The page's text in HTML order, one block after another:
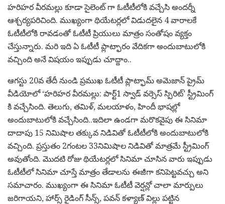
హరిహర వీరమల్లు కూడా సైలెంట్ గా ఓటీటీలోకి వచ్చేసి అందర్నీ
ఆశ్చర్యపరిచింది. ముఖ్యంగా థియేటర్లలో విడుదలైన 4 వారాలకే
ఓటీటీలోకి రావడంతో ఓటీటీ ప్రియులు మాత్రం సంతోషం వ్యక్తం
చేస్తున్నారు. మరి ఇది ఏ ఓటీటీ ప్లాట్ఫారం వేదికగా అందుబాటులోకి
వచ్చింది అనే విషయం ఇప్పుడు చూద్దాం..
ఆగస్టు 20వ తేదీ నుండి ప్రముఖ ఓటీటీ ప్లాట్ఫామ్ అమెజాన్ ప్రైమ్
వీడియోలో ‘హరిహర వీరమల్లు: పార్ట్1 స్వాడ్ వర్సెస్ స్పిరిట్’ స్ట్రీమింగ్
కి వచ్చేసింది. తెలుగు, తమిళ్, మలయాళం, హిందీ భాషల్లో
అందుబాటులోకి వచ్చేసింది..ఇదిలా ఉండగా మరొకవైపు ఈ సినిమా
దాదాపు 15 నిమిషాల తక్కువ నిడివితో ఓటీటీలోకి అందుబాటులోకి
వచ్చింది. ప్రస్తుతం 2గంటల 33నిమిషాల నిడివితో మాత్రమే స్ట్రీమింగ్
అవుతోంది. మొదటి రోజు థియేటర్లలో సినిమా చూసిన వారు ఇప్పుడు
ఓటీటీలో సినిమా చూస్తే మాత్రం తేడాలను ఈజీగా కనిపెట్టవచ్చు అని
సమాచారం. ముఖ్యంగా ఈ సినిమా ఓటీటీ వెర్షన్లో చాలా మార్పులు
జరిగాయని, హార్స్ రైడింగ్ సీన్స్, పవన్ కళ్యాణ్ విల్లు పట్టిన